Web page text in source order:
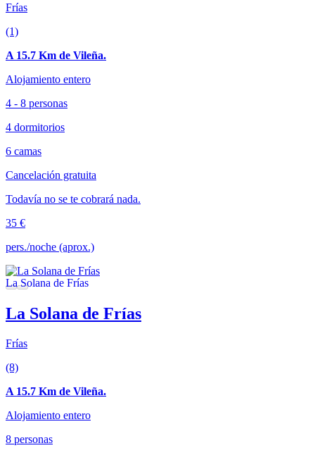
Frías
(1)
A 15.7 Km de Vileña.
Alojamiento entero
4 - 8 personas
4 dormitorios
6 camas
Cancelación gratuita
Todavía no se te cobrará nada.
35 €
pers./noche (aprox.)
La Solana de Frías
Frías
(8)
A 15.7 Km de Vileña.
Alojamiento entero
8 personas